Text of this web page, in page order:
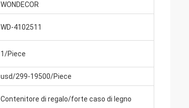
WONDECOR
WD-4102511
1/Piece
usd/299-19500/Piece
Contenitore di regalo/forte caso di legno